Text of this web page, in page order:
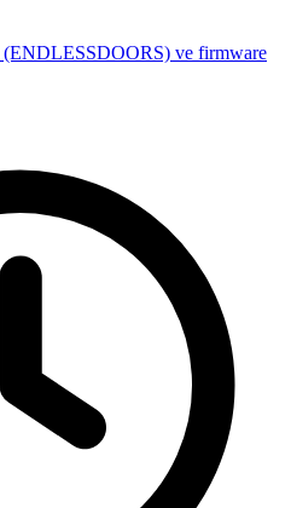
ve firmware